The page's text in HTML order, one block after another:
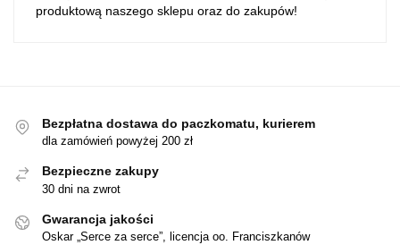
produktową naszego sklepu oraz do zakupów!
Bezpłatna dostawa do paczkomatu, kurierem
dla zamówień powyżej 200 zł
Bezpieczne zakupy
30 dni na zwrot
Gwarancja jakości
Oskar „Serce za serce”, licencja oo. Franciszkanów